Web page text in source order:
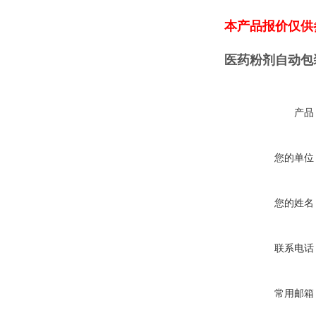
本产品报价仅
医药粉剂自动
产品
您的单位
您的姓名
联系电话
常用邮箱